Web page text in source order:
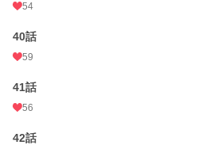
54
40話
59
41話
56
42話